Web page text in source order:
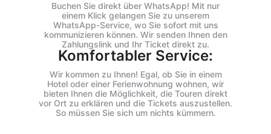
Buchen Sie direkt über WhatsApp! Mit nur
einem Klick gelangen Sie zu unserem
WhatsApp-Service, wo Sie sofort mit uns
kommunizieren können. Wir senden Ihnen den
Zahlungslink und Ihr Ticket direkt zu.
Komfortabler Service:
Wir kommen zu Ihnen! Egal, ob Sie in einem
Hotel oder einer Ferienwohnung wohnen, wir
bieten Ihnen die Möglichkeit, die Touren direkt
vor Ort zu erklären und die Tickets auszustellen.
So müssen Sie sich um nichts kümmern.